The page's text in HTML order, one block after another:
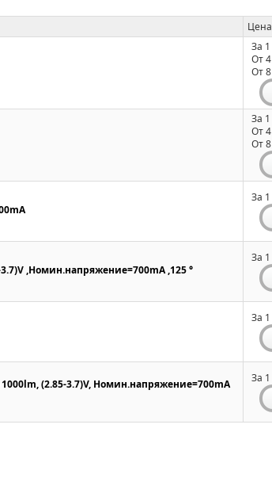
Цена
За
От
От
За
От
От
За
,Номин.напряжение=700mA ,125 °
За
За
1000lm, (2.85-3.7)V, Номин.напряжение=700mA
За